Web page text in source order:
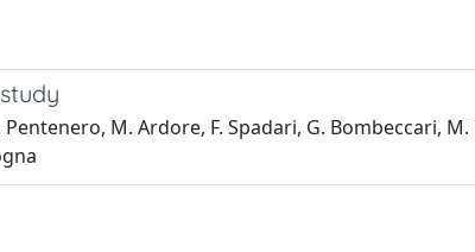
M. Ardore, F. Spadari, G. Bombeccari,